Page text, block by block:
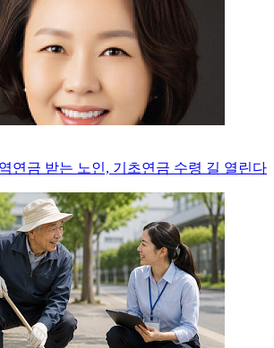
연금 받는 노인, 기초연금 수령 길 열린다